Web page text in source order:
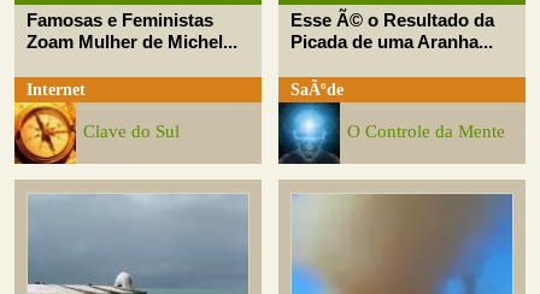
Famosas e Feministas
Zoam Mulher de Michel...
Internet
Clave do Sul
Esse Ã© o Resultado da
Picada de uma Aranha...
SaÃºde
O Controle da Mente